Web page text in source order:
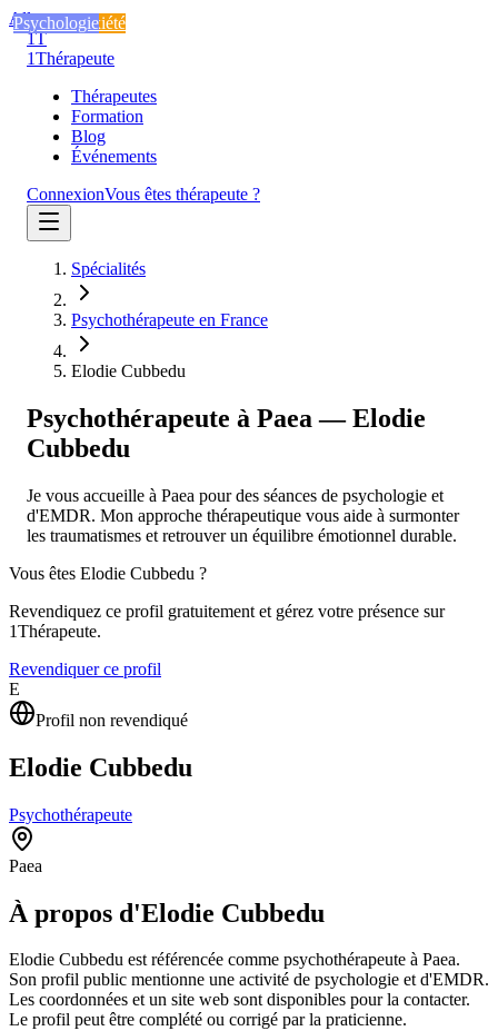
Aller au contenu
1T
1Thérapeute
Thérapeutes
Formation
Blog
Événements
ConnexionVous êtes thérapeute ?
Spécialités
Psychothérapeute en France
Elodie Cubbedu
Psychothérapeute à Paea — Elodie
Cubbedu
Je vous accueille à Paea pour des séances de psychologie et
d'EMDR. Mon approche thérapeutique vous aide à surmonter
les traumatismes et retrouver un équilibre émotionnel durable.
Vous êtes Elodie Cubbedu ?
Revendiquez ce profil gratuitement et gérez votre présence sur
1Thérapeute.
Revendiquer ce profil
E
Profil non revendiqué
Elodie Cubbedu
Psychothérapeute
Paea
À propos d'Elodie Cubbedu
Elodie Cubbedu est référencée comme psychothérapeute à Paea.
Son profil public mentionne une activité de psychologie et d'EMDR.
Les coordonnées et un site web sont disponibles pour la contacter.
Le profil peut être complété ou corrigé par la praticienne.
Stress et anxiété
Stress et anxiété
Psychologie